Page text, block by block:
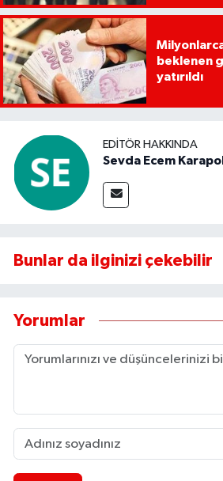
beklenen
yatırıldı
EDITÖR HAKKINDA
Sevda Ecem
Bunlar da ilginizi çekebilir
Yorumlar